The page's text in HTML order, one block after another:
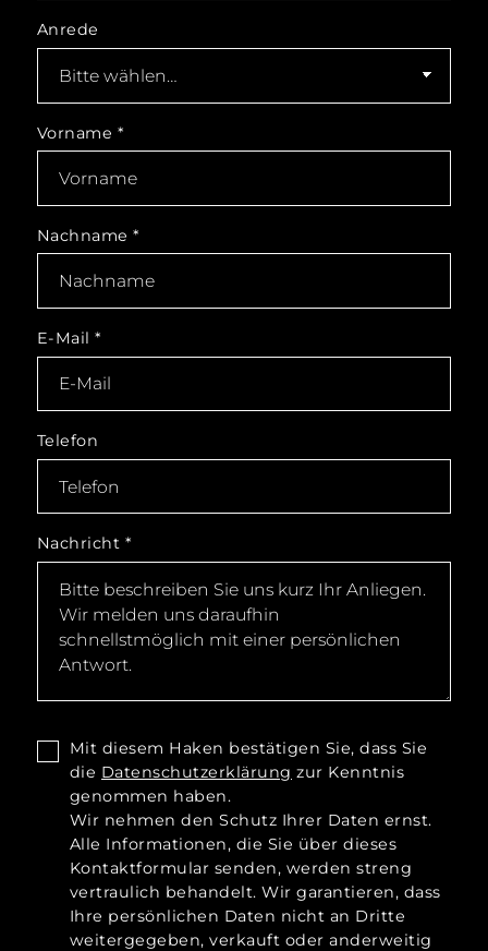
Anrede
Vorname *
Nachname*
E-Mail*
Telefon
Nachricht *
Mit diesem Haken bestätigen Sie, dass Sie
die Datenschutzerklärung zur Kenntnis
genommen haben.
Wir nehmen den Schutz Ihrer Daten ernst.
Alle Informationen, die Sie über dieses
Kontaktformular senden, werden streng
vertraulich behandelt. Wir garantieren, dass
Ihre persönlichen Daten nicht an Dritte
weitergegeben, verkauft oder anderweitig